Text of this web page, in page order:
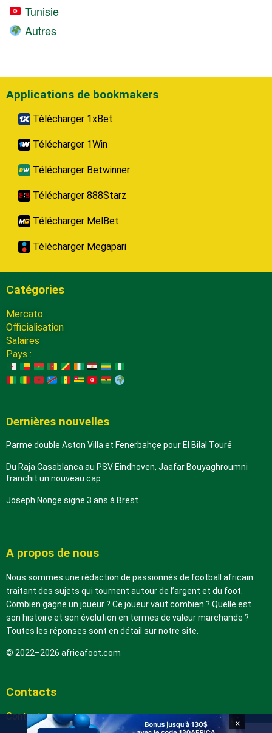
Tunisie
Autres
Applications de bookmakers
Télécharger 1xBet
Télécharger 1Win
Télécharger Betwinner
Télécharger 888Starz
Télécharger MelBet
Télécharger Megapari
Catégories
Mercato
Officialisation
Salaires
Pays :
Dernières nouvelles
Parme double Aston Villa et Fenerbahçe pour El Bilal Touré
Du Raja Casablanca au PSV Eindhoven, Jaafar Bouyaghroumni
franchit un nouveau cap
Joseph Nonge signe 3 ans à Brest
A propos de nous
Nous sommes une rédaction de passionnés de football africain
traitant des sujets qui tournent autour de l’argent et du foot.
Combien gagne un joueur ? Ce joueur vaut combien ? Quelle est
son histoire et son évolution en termes de valeur marchande ?
Toutes les réponses sont en détail sur notre site.
© 2022–2026 africafoot.com
Contacts
Contactez-nous ×